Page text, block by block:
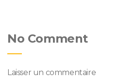
No Comment
Laisser un commentaire